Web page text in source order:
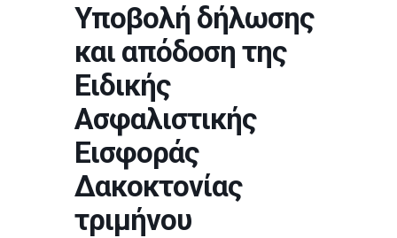
Υποβολή δήλωσης
και απόδοση της
Ειδικής
Ασφαλιστικής
Εισφοράς
Δακοκτονίας
τριμήνου